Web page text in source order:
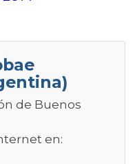
de Buenos
en: